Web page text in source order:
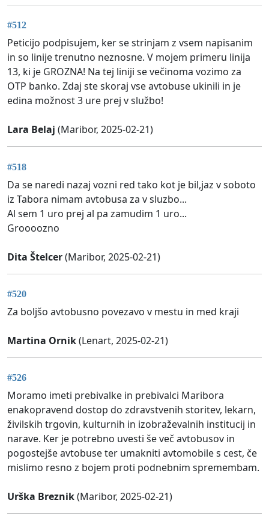
#512
Peticijo podpisujem, ker se strinjam z vsem napisanim
in so linije trenutno neznosne. V mojem primeru linija
13, ki je GROZNA! Na tej liniji se večinoma vozimo za
OTP banko. Zdaj ste skoraj vse avtobuse ukinili in je
edina možnost 3 ure prej v službo!
Lara Belaj (Maribor, 2025-02-21)
#518
Da se naredi nazaj vozni red tako kot je bil,jaz v soboto
iz Tabora nimam avtobusa za v sluzbo...
Al sem 1 uro prej al pa zamudim 1 uro...
Groooozno
Dita Štelcer(Maribor, 2025-02-21)
#520
Za boljšo avtobusno povezavo v mestu in med kraji
Martina Ornik(Lenart, 2025-02-21)
#526
Moramo imeti prebivalke in prebivalci Maribora
enakopravend dostop do zdravstvenih storitev, lekarn,
živilskih trgovin, kulturnih in izobraževalnih institucij in
narave. Ker je potrebno uvesti še več avtobusov in
pogostejše avtobuse ter umakniti avtomobile s cest, če
mislimo resno z bojem proti podnebnim spremembam.
Urška Breznik(Maribor, 2025-02-21)